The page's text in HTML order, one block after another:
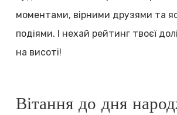
моментами, вірними друзями та
подіями. І нехай рейтинг твоєї
на висоті!
Вітання до дня